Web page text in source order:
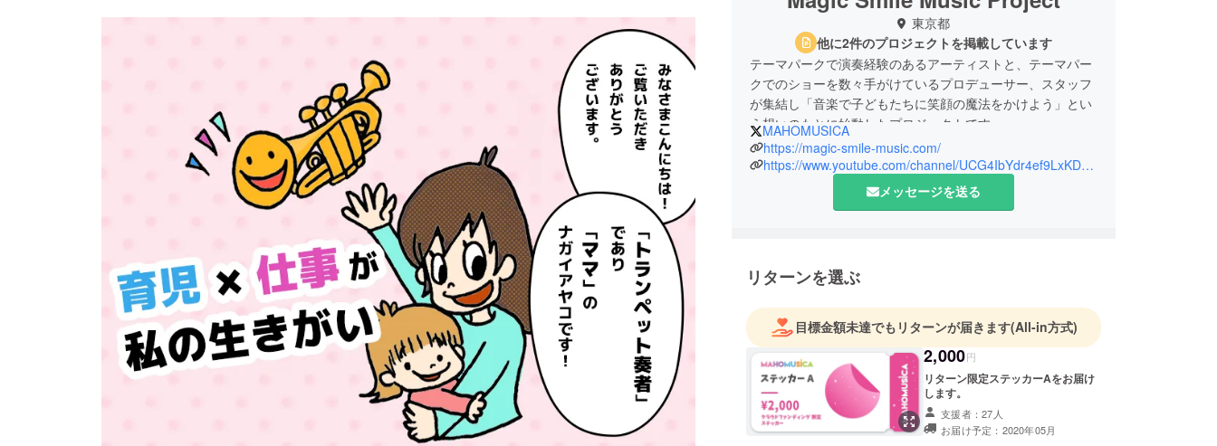
東京都
他に2件のプロジェクトを掲載しています
テーマパークで演奏経験のあるアーティストと、テーマパー
クでのショーを数々手がけているプロデューサー、スタッフ
が集結し「音楽で子どもたちに笑顔の魔法をかけよう」とい
う想いのもとに始動したプロジェクトです。
大人も子供も楽しめる、まるでお城の前で見たドキドキワク
ワクするような音楽ショーを企画作成していきます。世界中
の子供達が笑顔でいっぱいになることを目指して。
MAHOMUSICA
https://magic-smile-music.com/
https://www.youtube.com/channel/UCG4IbYdr4ef9LxKD5OJmKug
メッセージを送る
リターンを選ぶ
目標金額未達でもリターンが届きます(All-in方式)
2,000円
リターン限定ステッカーAをお届け
します。
支援者：27人
お届け予定：2020年05月